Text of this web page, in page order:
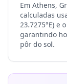
Em Athens,
calculadas
23.7275°E) e
garantindo
pôr do sol.